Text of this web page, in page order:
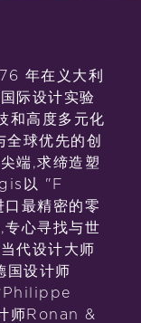
年在义大利
际设计实验
和高度多元化
球优先的创
端,求缔造塑
以 "F​​
最精密的零
专心寻找与世
代设计大师
设计师
Philippe
师Ronan &